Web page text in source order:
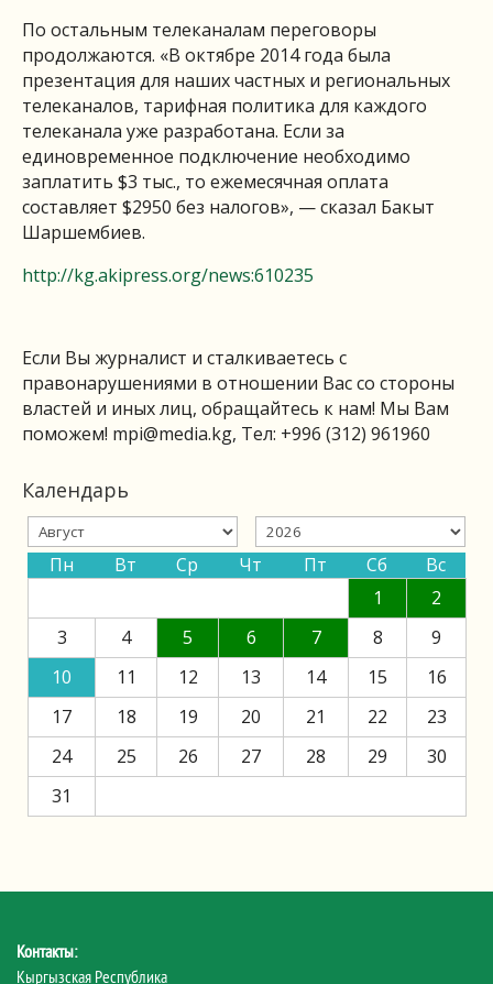
По остальным телеканалам переговоры
продолжаются. «В октябре 2014 года была
презентация для наших частных и региональных
телеканалов, тарифная политика для каждого
телеканала уже разработана. Если за
единовременное подключение необходимо
заплатить $3 тыс., то ежемесячная оплата
составляет $2950 без налогов», — сказал Бакыт
Шаршембиев.
http://kg.akipress.org/news:610235
Если Вы журналист и сталкиваетесь с
правонарушениями в отношении Вас со стороны
властей и иных лиц, обращайтесь к нам! Мы Вам
поможем! mpi@media.kg, Тел: +996 (312) 961960
Календарь
Пн Вт Ср Чт Пт Сб
Вс
1
2
3
4 5 6 7 8
9
10
11 12 13 14 15
16
17
18 19 20 21 22
23
24
25 26 27 28 29
30
31
Контакты:
Кыргызская Республика